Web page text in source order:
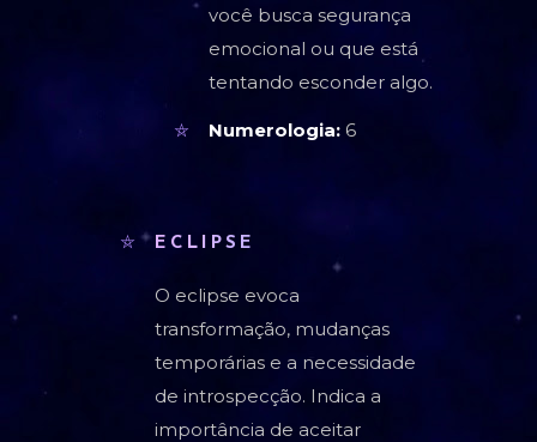
você busca segurança
emocional ou que está
tentando esconder algo.
Numerologia: 6
ECLIPSE
O eclipse evoca
transformação, mudanças
temporárias e a necessidade
de introspecção. Indica a
importância de aceitar